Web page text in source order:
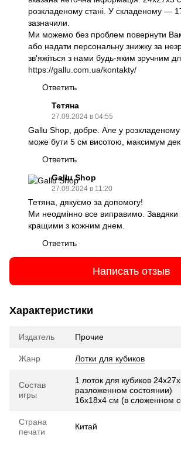
розкладеному стані. У складеному —
зазначили.
Ми можемо без проблем повернути
або надати персональну знижку за
зв'яжіться з нами будь-яким зручним
https://gallu.com.ua/kontakty/
Ответить
Тетяна
27.09.2024 в 04:55
Gallu Shop, добре. Але у розкладеному
може бути 5 см висотою, максимум
Ответить
Gallu Shop
27.09.2024 в 11:20
Тетяна, дякуємо за допомогу!
Ми неодмінно все виправимо.
кращими з кожним днем.
Ответить
Написать отзыв
Характеристики
Издатель Прочие
Жанр Лотки для кубиков
Состав
игры
1 лоток для кубиков
разложенном состоянии)
16х18х4 см (в сложенном
Страна
печати
Китай